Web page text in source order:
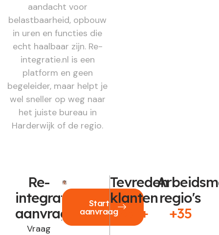
aandacht voor
belastbaarheid, opbouw
in uren en functies die
echt haalbaar zijn. Re-
integratie.nl is een
platform en geen
begeleider, maar helpt je
wel sneller op weg naar
het juiste bureau in
Harderwijk of de regio.
Re-
integratie
aanvragen?
Vraag
Start
aanvraag
Tevreden
klanten
250+
regio's
+35